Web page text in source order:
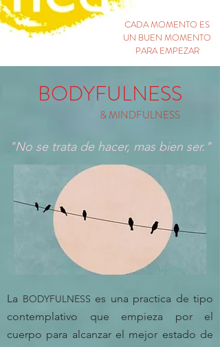
CADA MOMENTO ES
UN BUEN MOMENTO
PARA EMPEZAR
BODYFULNESS
& MINDFULNESS
"No se trata de hacer, mas bien ser."
La BODYFULNESS es una practica de tipo
contemplativo que empieza por el
cuerpo para alcanzar el mejor estado de